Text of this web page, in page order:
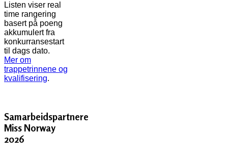
Listen viser real
time rangering
basert på poeng
akkumulert fra
konkurransestart
til dags dato.
Mer om
trappetrinnene og
kvalifisering.
Samarbeidspartnere
Miss Norway
2026